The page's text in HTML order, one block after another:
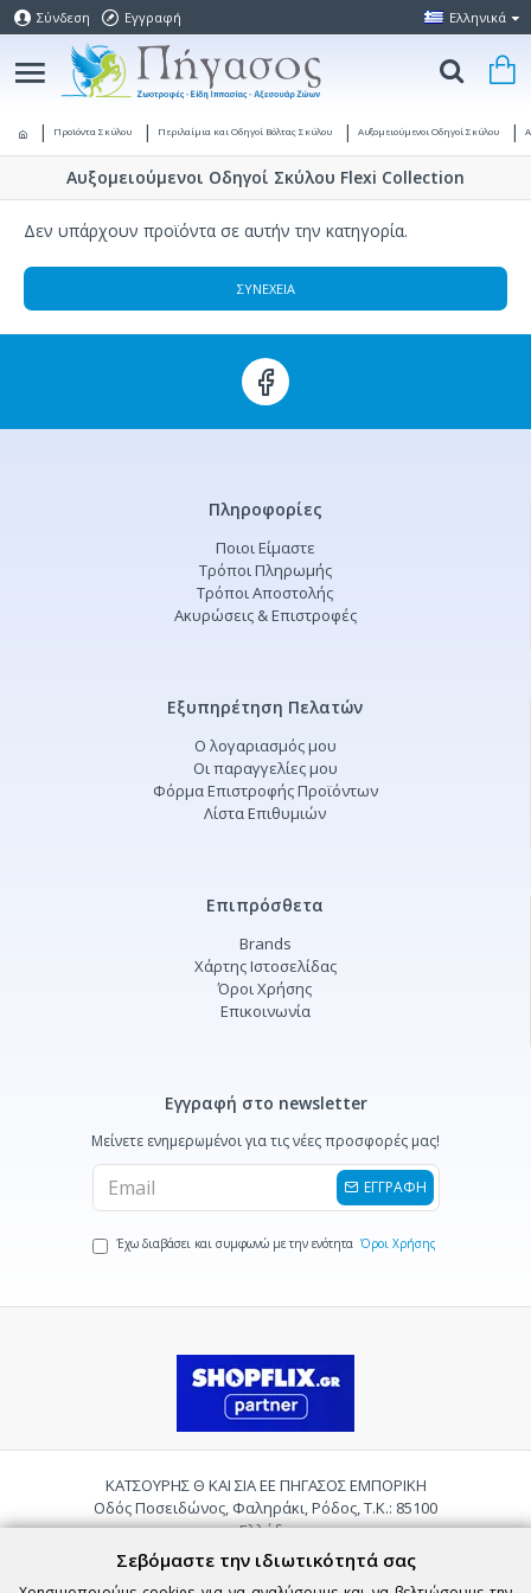
Σύνδεση Εγγραφή Ελληνικά
Προϊόντα Σκύλου Περιλαίμια και Οδηγοί Βόλτας Σκύλου Αυξομειούμενοι Οδηγοί Σκύλου
Αυξομειούμενοι Οδηγοί Σκύλου Flexi Collection
Δεν υπάρχουν προϊόντα σε αυτήν την κατηγορία.
ΣΥΝΈΧΕΙΑ
Πληροφορίες
Ποιοι Είμαστε
Τρόποι Πληρωμής
Τρόποι Αποστολής
Ακυρώσεις & Επιστροφές
Εξυπηρέτηση Πελατών
Ο λογαριασμός μου
Οι παραγγελίες μου
Φόρμα Επιστροφής Προϊόντων
Λίστα Επιθυμιών
Επιπρόσθετα
Brands
Χάρτης Ιστοσελίδας
Όροι Χρήσης
Επικοινωνία
Εγγραφή στο newsletter
Μείνετε ενημερωμένοι για τις νέες προσφορές μας!
ΕΓΓΡΑΦΗ
Έχω διαβάσει και συμφωνώ με την ενότητα Όροι Χρήσης
ΚΑΤΣΟΥΡΗΣ Θ ΚΑΙ ΣΙΑ ΕΕ ΠΗΓΑΣΟΣ ΕΜΠΟΡΙΚΗ
Οδός Ποσειδώνος, Φαληράκι, Ρόδος, Τ.Κ.: 85100
Ελλάδα
Τηλ.:2241085059
Email:
pigasosemporiki@gmail.com
Σεβόμαστε την ιδιωτικότητά σας